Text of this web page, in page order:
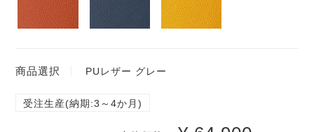
商品選択 PUレザー グレー
受注生産(納期:3～4か月)